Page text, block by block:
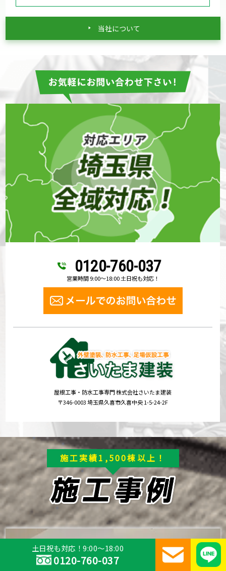
当社について
0120-760-037
営業時間 9:00～18:00 土日祝も対応！
屋根工事・防水工事専門 株式会社さいたま建装
〒346-0003 埼玉県久喜市久喜中央 1-5-24-2F
施工実績1,500棟以上！
土日祝も対応！9:00～18:00
0120-760-037